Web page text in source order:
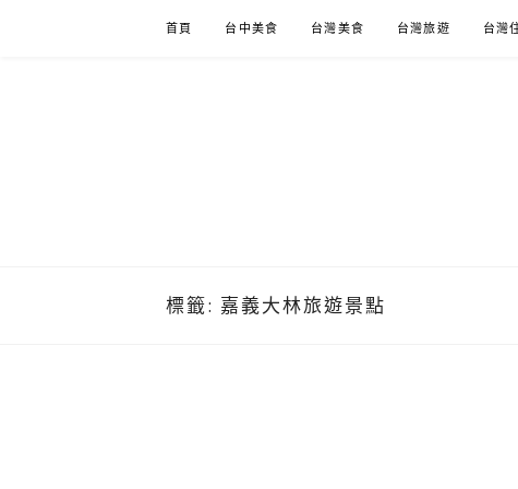
首頁 台中美食 台灣美食 台灣旅遊 台灣
標籤: 嘉義大林旅遊景點